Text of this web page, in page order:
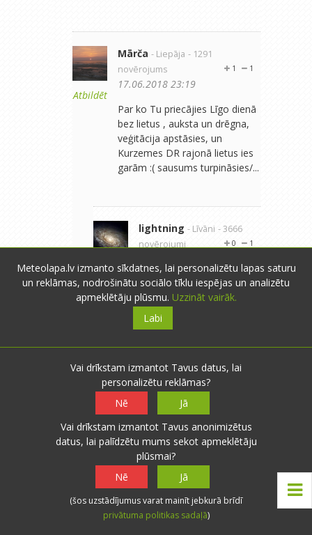
Atbildēt
Mārča - Liepāja - 1291
novērojums
1
1
17.06.2018 23:19
Par ko Tu priecājies Līgo dienā
bez lietus , auksta un drēgna,
veģitācija apstāsies, un
Kurzemes DR rajonā lietus ies
garām :( sausums turpināsies/...
Atbildēt
lightning - Līvāni - 3666
novērojumi
1
0
Tur jau tā sāls, ka Līgo
dienā un vakarā sola
aukstumu un stiprus vējus,
un tieši tas NEpriecē. Un,
grādiem un m/s jau
gandrīz vienalga, līst vai
nelīst), tad no līgošanas
nekā, atliks vien cept
šašliku pannā, ēst un dzert
alu pie TV, skatoties
futbolu un visu ko citu.
Pierobežā - Viļaka - 1048 novērojumi
Meteolapa.lv izmanto sīkdatnes, lai personalizētu lapas saturu
un reklāmas, nodrošinātu sociālo tīklu iespējas un analizētu
apmeklētāju plūsmu. Uzzināt vairāk.
Labi
Vai drīkstam izmantot Tavus datus, lai
personalizētu reklāmas?
Nē
Jā
Vai drīkstam izmantot Tavus anonimizētus
datus, lai palīdzētu mums sekot apmeklētāju
plūsmai?
Nē
Jā
(šos uzstādījumus varat mainīt jebkurā brīdī
privātuma politikas sadaļā)